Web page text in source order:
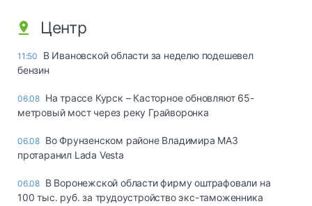
Центр
11:50
В Ивановской области за неделю подешевел
бензин
06.08 На трассе Курск – Касторное обновляют 65-
метровый мост через реку Грайворонка
06.08 Во Фрунзенском районе Владимира МАЗ
протаранил Lada Vesta
06.08 В Воронежской области фирму оштрафовали на
100 тыс. руб. за трудоустройство экс-таможенника